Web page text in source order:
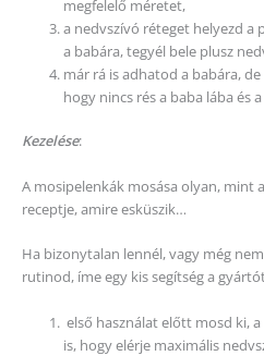
megfelelő méretet,
a nedvszívó réteget helyezd a
a babára, tegyél bele plusz
már rá is adhatod a babára,
hogy nincs rés a baba lába és
Kezelése:
A mosipelenkák mosása olyan, mint
receptje, amire esküszik…
Ha bizonytalan lennél, vagy még
rutinod, íme egy kis segítség a
első használat előtt mosd ki,
is, hogy elérje maximális